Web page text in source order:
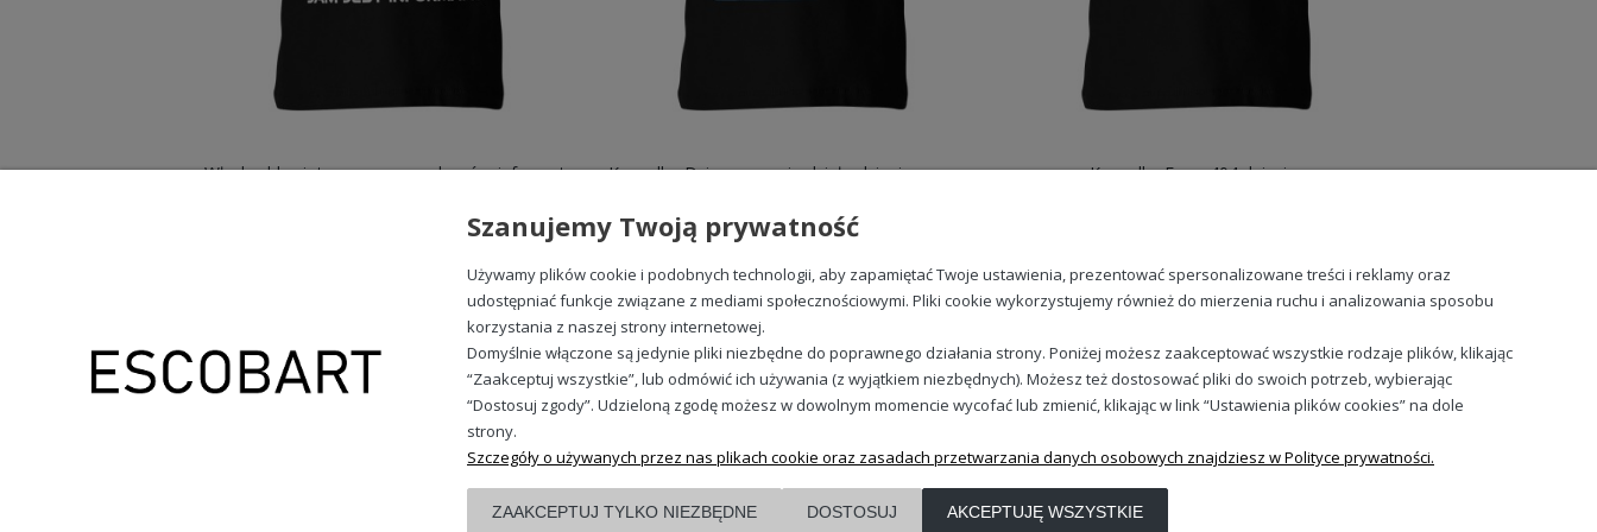
Władca klawiatury pogromca bugów informatyk programista Dziecięca koszulka
Koszulka Dziwne u mnie działa dziecięca z nadrukiem
Koszulka Error 404 dziecięca
Wysyłka i dostawa
REGULAMINY
Regulamin
Polityka prywatności
Sprawdź nasze social media
Szanujemy Twoją prywatność
Używamy plików cookie i podobnych technologii, aby zapamiętać Twoje ustawienia, prezentować spersonalizowane treści i reklamy oraz
udostępniać funkcje związane z mediami społecznościowymi. Pliki cookie wykorzystujemy również do mierzenia ruchu i analizowania sposobu
korzystania z naszej strony internetowej.
Domyślnie włączone są jedynie pliki niezbędne do poprawnego działania strony. Poniżej możesz zaakceptować wszystkie rodzaje plików, klikając
“Zaakceptuj wszystkie”, lub odmówić ich używania (z wyjątkiem niezbędnych). Możesz też dostosować pliki do swoich potrzeb, wybierając
“Dostosuj zgody”. Udzieloną zgodę możesz w dowolnym momencie wycofać lub zmienić, klikając w link “Ustawienia plików cookies” na dole
strony.
Szczegóły o używanych przez nas plikach cookie oraz zasadach przetwarzania danych osobowych znajdziesz w Polityce prywatności.
ZAAKCEPTUJ TYLKO NIEZBĘDNE DOSTOSUJ AKCEPTUJĘ WSZYSTKIE